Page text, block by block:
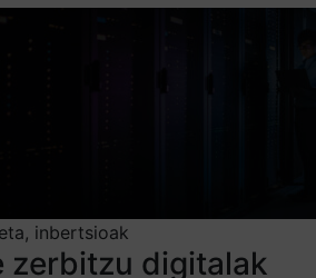
inbertsioak
zerbitzu digitalak